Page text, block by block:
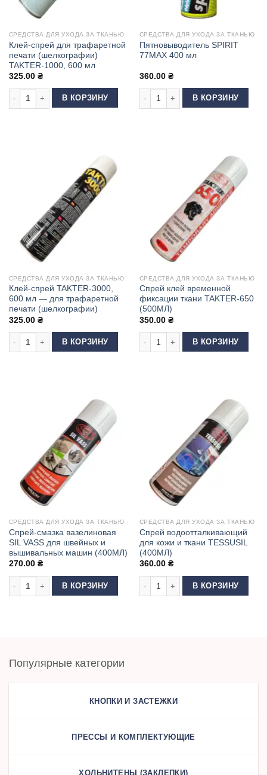
СРЕДСТВА ДЛЯ УХОДА ЗА ТКАНЬЮ
Клей-спрей для трафаретной
печати (шелкографии)
TAKTER-1000, 600 мл
325.00 ₴
Количество товара Клей-спрей для трафаретной печати
В КОРЗИНУ
СРЕДСТВА ДЛЯ УХОДА ЗА ТКАНЬЮ
Пятновыводитель SPIRIT
77MAX 400 мл
360.00 ₴
Количество товара
В КОРЗИНУ
СРЕДСТВА ДЛЯ УХОДА ЗА ТКАНЬЮ
Клей-спрей TAKTER-3000,
600 мл — для трафаретной
печати (шелкографии)
325.00 ₴
Количество товара Клей-спрей TAKTER-3000, 600 мл — для
В КОРЗИНУ
СРЕДСТВА ДЛЯ УХОДА ЗА ТКАНЬЮ
Спрей клей временной
фиксации ткани TAKTER-650
(500МЛ)
350.00 ₴
Количество товара Спрей клей
В КОРЗИНУ
СРЕДСТВА ДЛЯ УХОДА ЗА ТКАНЬЮ
Спрей-смазка вазелиновая
SIL VASS для швейных и
вышивальных машин (400МЛ)
270.00 ₴
Количество товара Спрей-смазка вазелиновая SIL VASS для
В КОРЗИНУ
СРЕДСТВА ДЛЯ УХОДА ЗА ТКАНЬЮ
Спрей водоотталкивающий
для кожи и ткани TESSUSIL
(400МЛ)
360.00 ₴
Количество товара Спрей
В КОРЗИНУ
Популярные категории
КНОПКИ И ЗАСТЕЖКИ
ПРЕССЫ И КОМПЛЕКТУЮЩИЕ
ХОЛЬНИТЕНЫ (ЗАКЛЕПКИ)